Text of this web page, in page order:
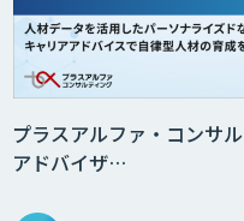
法人
プラスアルファ・コンサ
アドバイザ…